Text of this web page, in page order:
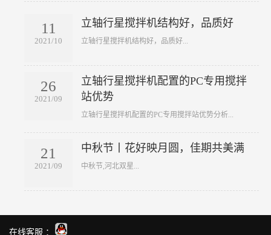
11
2021/10
立轴行星搅拌机结构好，品质好
​立轴行星搅拌机结构好，品质好...
26
2021/09
立轴行星搅拌机配置的PC专用搅拌
站优势
​立轴行星搅拌机配置的PC专用搅拌站优势分析...
21
2021/09
中秋节丨花好映月圆，佳期共美满
​中秋节,河北双星...
在线客服 ：